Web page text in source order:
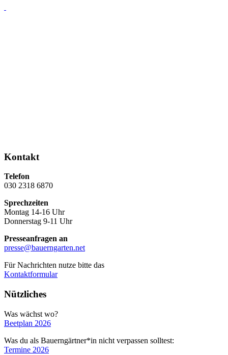
Kontakt
Telefon
030 2318 6870
Sprechzeiten
Montag 14-16 Uhr
Donnerstag 9-11 Uhr
Presseanfragen an
presse@bauerngarten.net
Für Nachrichten nutze bitte das
Kontaktformular
Nützliches
Was wächst wo?
Beetplan 2026
Was du als Bauerngärtner*in nicht verpassen solltest:
Termine 2026